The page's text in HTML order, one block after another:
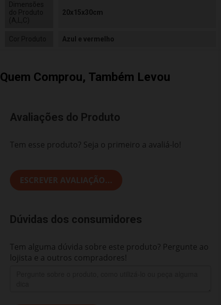
Dimensões
do Produto
(A,L,C)
20x15x30cm
Azul e vermelho
Quem Comprou, Também Levou
Avaliações do Produto
Tem esse produto? Seja o primeiro a avaliá-lo!
ESCREVER AVALIAÇÃO...
Dúvidas dos consumidores
Tem alguma dúvida sobre este produto? Pergunte ao
lojista e a outros compradores!